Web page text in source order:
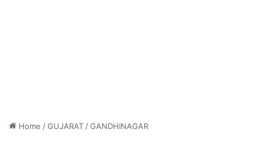
Home /GUJARAT /GANDHINAGAR